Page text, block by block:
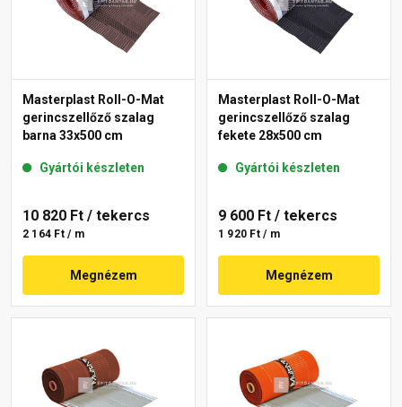
Masterplast Roll-O-Mat
gerincszellőző szalag
barna 33x500 cm
Gyártói készleten
10 820 Ft / tekercs
2 164 Ft / m
Megnézem
Masterplast Roll-O-Mat
gerincszellőző szalag
fekete 28x500 cm
Gyártói készleten
9 600 Ft / tekercs
1 920 Ft / m
Megnézem